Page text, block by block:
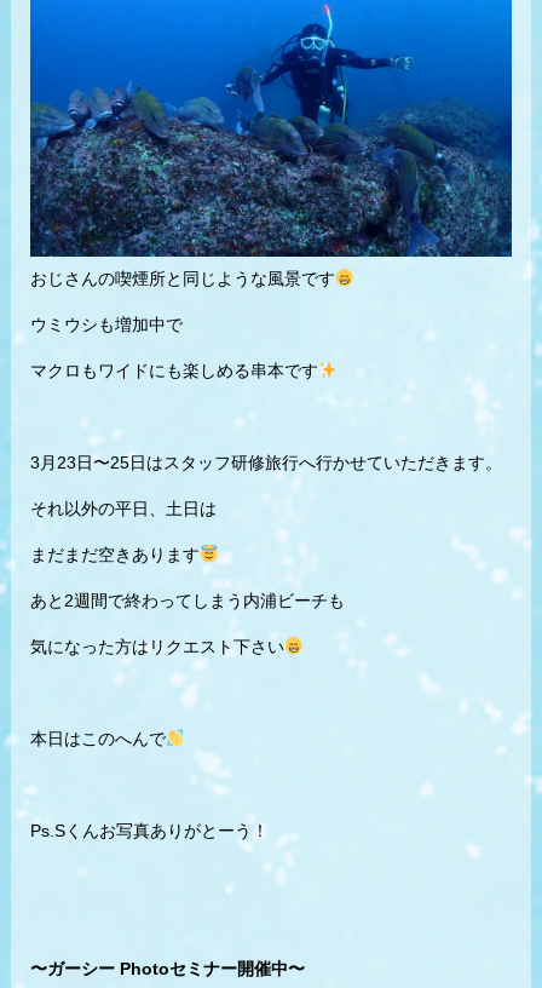
おじさんの喫煙所と同じような風景です
ウミウシも増加中で
マクロもワイドにも楽しめる串本です
3月23日〜25日はスタッフ研修旅行へ行かせていただきます。
それ以外の平日、土日は
まだまだ空きあります
あと2週間で終わってしまう内浦ビーチも
気になった方はリクエスト下さい
本日はこのへんで
Ps.Sくんお写真ありがとーう！
〜ガーシー Photoセミナー開催中〜